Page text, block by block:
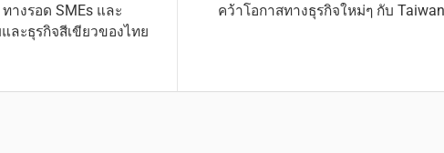
างรอด SMEs และ
ละธุรกิจสีเขียวของไทย
คว้าโอกาสทางธุรกิจใหม่ๆ กับ